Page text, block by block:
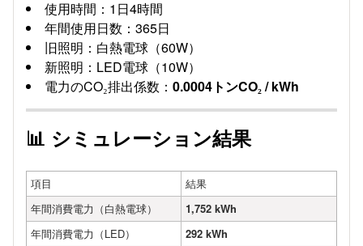
使用時間：1日4時間
年間使用日数：365日
旧照明：白熱電球（60W）
新照明：LED電球（10W）
電力のCO₂排出係数： 0.0004トンCO₂ / kWh
📊 シミュレーション結果
項目
結果
年間消費電力（白熱電球）
1,752 kWh
年間消費電力（LED）
292 kWh